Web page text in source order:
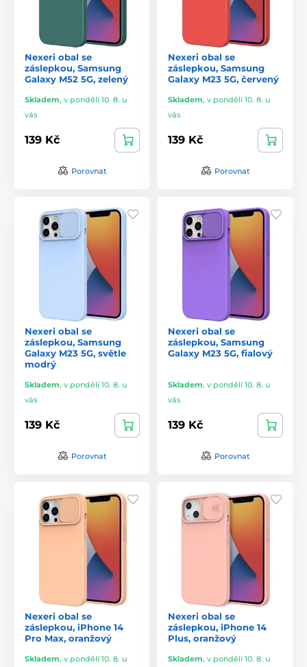
Nexeri obal se
záslepkou, Samsung
Galaxy M52 5G, zelený
Skladem, v pondělí 10. 8. u
vás
139 Kč
Porovnat
Nexeri obal se
záslepkou, Samsung
Galaxy M23 5G, červený
Skladem, v pondělí 10. 8. u
vás
139 Kč
Porovnat
Nexeri obal se
záslepkou, Samsung
Galaxy M23 5G, světle
modrý
Skladem, v pondělí 10. 8. u
vás
139 Kč
Porovnat
Nexeri obal se
záslepkou, Samsung
Galaxy M23 5G, fialový
Skladem, v pondělí 10. 8. u
vás
139 Kč
Porovnat
Nexeri obal se
záslepkou, iPhone 14
Pro Max, oranžový
Skladem, v pondělí 10. 8. u
Nexeri obal se
záslepkou, iPhone 14
Plus, oranžový
Skladem, v pondělí 10. 8. u